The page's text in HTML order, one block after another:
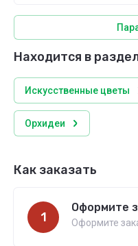
Находится в
Искусственные цветы
Орхидеи
Как заказать
1
Оформите
Оформите